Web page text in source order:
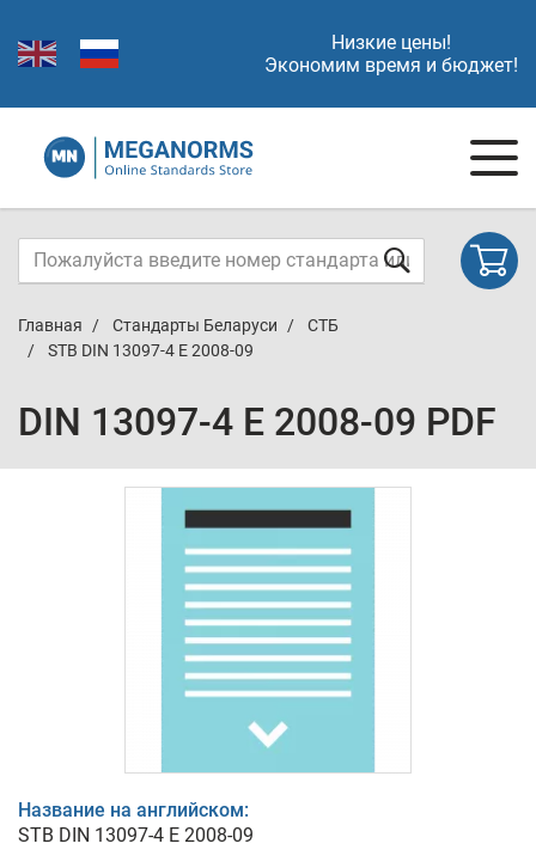
Низкие цены!
Экономим время и бюджет!
Главная Стандарты Беларуси
СТБ
STB DIN 13097-4 E 2008-09
DIN 13097-4 E 2008-09 PDF
Название на английском:
STB DIN 13097-4 E 2008-09